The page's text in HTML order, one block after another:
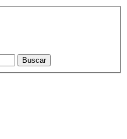
Buscar